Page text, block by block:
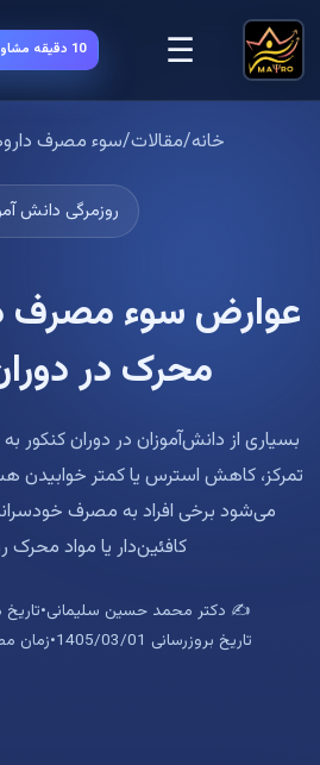
☰ 10 دقیقه مشاوره رایگان
خانه/مقالات/سوء مصرف
روزمرگی دانش
عوارض سوء مصرف
محرک در
بسیاری از دانش‌آموزان در دوران کنکور
تمرکز، کاهش استرس یا کمتر
می‌شود برخی افراد به مصرف
کافئین‌دار یا مواد محرک
✍️ دکتر محمد حسین سلیمانی•تاریخ
تاریخ بروزرسانی 1405/03/01
•زمان